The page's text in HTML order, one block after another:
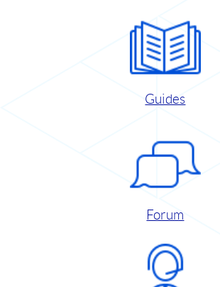
Guides
Forum